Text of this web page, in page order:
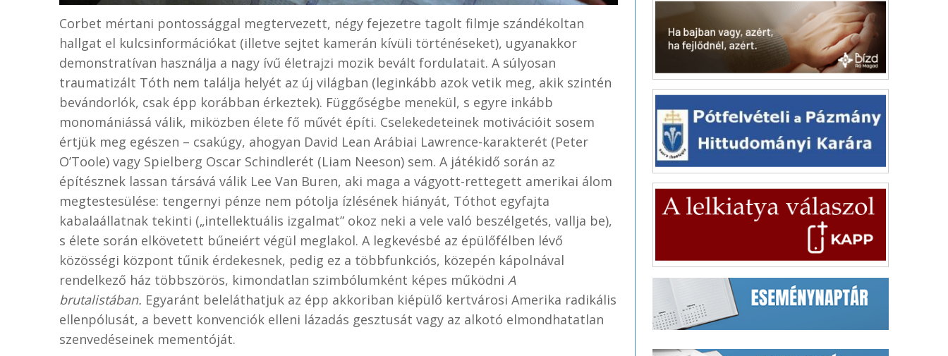
Corbet mértani pontossággal megtervezett, négy fejezetre tagolt filmje szándékoltan
hallgat el kulcsinformációkat (illetve sejtet kamerán kívüli történéseket), ugyanakkor
demonstratívan használja a nagy ívű életrajzi mozik bevált fordulatait. A súlyosan
traumatizált Tóth nem találja helyét az új világban (leginkább azok vetik meg, akik szintén
bevándorlók, csak épp korábban érkeztek). Függőségbe menekül, s egyre inkább
monomániássá válik, miközben élete fő művét építi. Cselekedeteinek motivációit sosem
értjük meg egészen – csakúgy, ahogyan David Lean Arábiai Lawrence-karakterét (Peter
O’Toole) vagy Spielberg Oscar Schindlerét (Liam Neeson) sem. A játékidő során az
építésznek lassan társává válik Lee Van Buren, aki maga a vágyott-rettegett amerikai álom
megtestesülése: tengernyi pénze nem pótolja ízlésének hiányát, Tóthot egyfajta
kabalaállatnak tekinti („intellektuális izgalmat” okoz neki a vele való beszélgetés, vallja be),
s élete során elkövetett bűneiért végül meglakol. A legkevésbé az épülőfélben lévő
közösségi központ tűnik érdekesnek, pedig ez a többfunkciós, közepén kápolnával
rendelkező ház többszörös, kimondatlan szimbólumként képes működni A
brutalistában. Egyaránt beleláthatjuk az épp akkoriban kiépülő kertvárosi Amerika radikális
ellenpólusát, a bevett konvenciók elleni lázadás gesztusát vagy az alkotó elmondhatatlan
szenvedéseinek mementóját.